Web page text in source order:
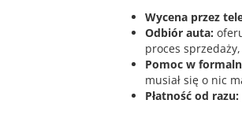
Wycena przez
Odbiór auta:
proces sprzedaży,
Pomoc w
musiał się o nic
Płatność od razu: